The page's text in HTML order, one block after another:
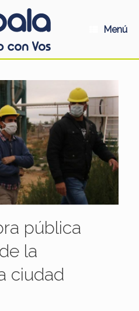
Menú
pública
la
ciudad